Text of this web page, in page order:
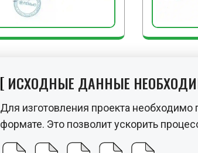
ИСХОДНЫЕ ДАННЫЕ
Для изготовления проекта
формате. Это позволит ускорить